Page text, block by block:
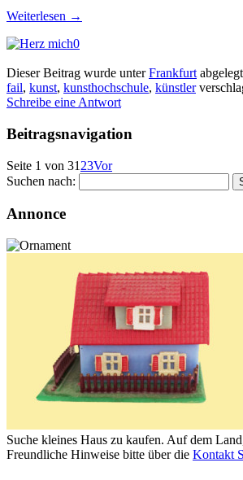
Weiterlesen →
0
Dieser Beitrag wurde unterFrankfurt
fail, kunst, kunsthochschule, künstler
Schreibe eine Antwort
Beitragsnavigation
Seite 1 von 31 23Vor
Suchen nach:
Annonce
Suche kleines Haus zu kaufen. Auf dem
Freundliche Hinweise bitte über die Kontakt